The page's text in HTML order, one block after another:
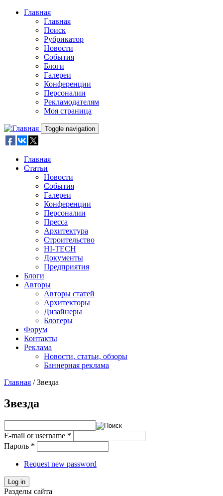
Skip to main content
Главная
Главная
Поиск
Рубрикатор
Новости
События
Блоги
Галереи
Конференции
Персоналии
Рекламодателям
Моя страница
Toggle navigation
Главная
Статьи
Новости
События
Галереи
Конференции
Персоналии
Пресса
Архитектура
Строительство
HI-TECH
Документы
Предприятия
Блоги
Авторы
Авторы статей
Архитекторы
Дизайнеры
Блогеры
Форум
Контакты
Реклама
Новости, статьи, обзоры
Баннерная реклама
Главная / Звезда
Звезда
E-mail or username *
Пароль *
Request new password
Log in
Разделы сайта